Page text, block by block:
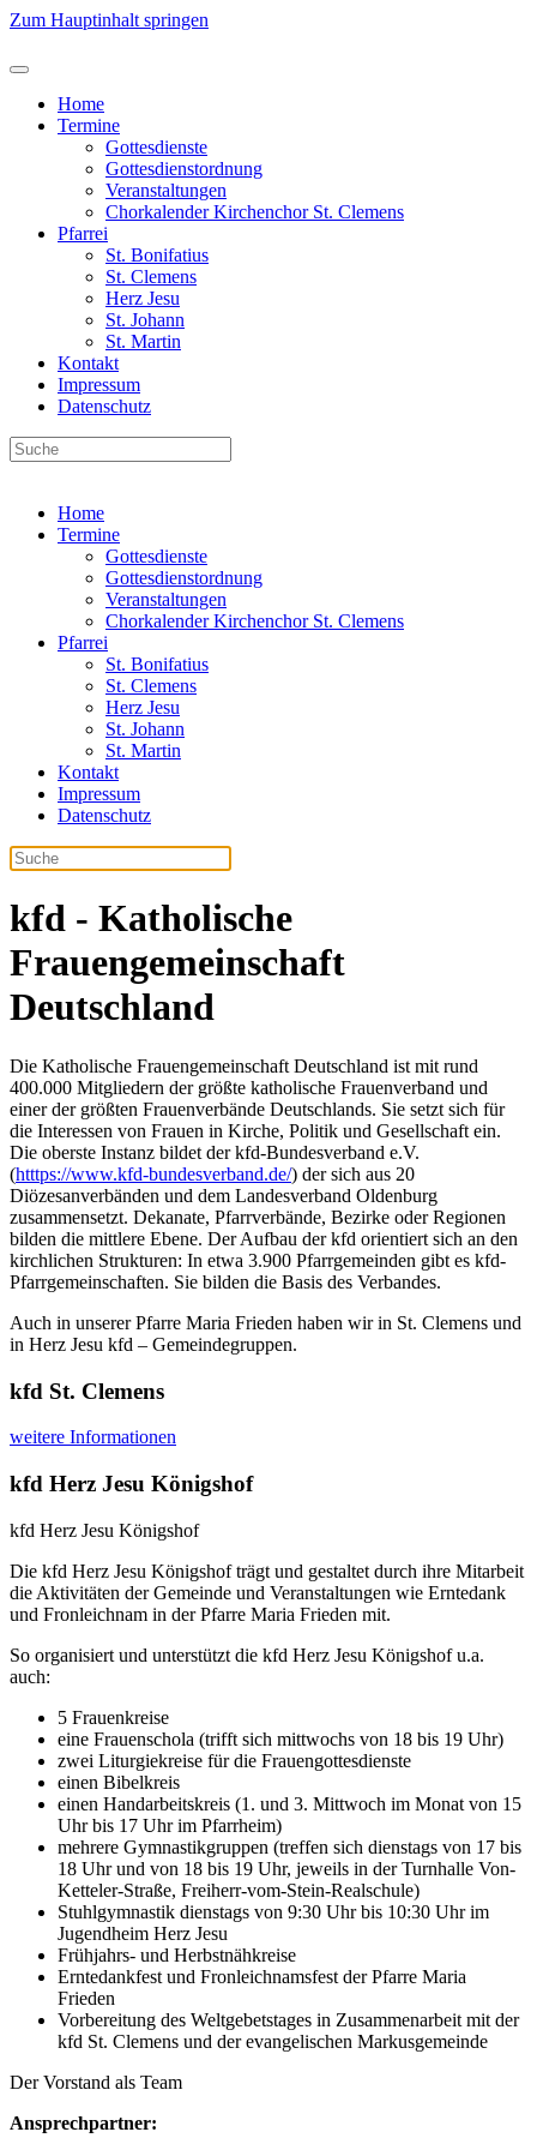
Zum Hauptinhalt springen
Home
Termine
Gottesdienste
Gottesdienstordnung
Veranstaltungen
Chorkalender Kirchenchor St. Clemens
Pfarrei
St. Bonifatius
St. Clemens
Herz Jesu
St. Johann
St. Martin
Kontakt
Impressum
Datenschutz
Home
Termine
Gottesdienste
Gottesdienstordnung
Veranstaltungen
Chorkalender Kirchenchor St. Clemens
Pfarrei
St. Bonifatius
St. Clemens
Herz Jesu
St. Johann
St. Martin
Kontakt
Impressum
Datenschutz
kfd - Katholische
Frauengemeinschaft
Deutschland
Die Katholische Frauengemeinschaft Deutschland ist mit rund
400.000 Mitgliedern der größte katholische Frauenverband und
einer der größten Frauenverbände Deutschlands. Sie setzt sich für
die Interessen von Frauen in Kirche, Politik und Gesellschaft ein.
Die oberste Instanz bildet der kfd-Bundesverband e.V.
(htttps://www.kfd-bundesverband.de/) der sich aus 20
Diözesanverbänden und dem Landesverband Oldenburg
zusammensetzt. Dekanate, Pfarrverbände, Bezirke oder Regionen
bilden die mittlere Ebene. Der Aufbau der kfd orientiert sich an den
kirchlichen Strukturen: In etwa 3.900 Pfarrgemeinden gibt es kfd-
Pfarrgemeinschaften. Sie bilden die Basis des Verbandes.
Auch in unserer Pfarre Maria Frieden haben wir in St. Clemens und
in Herz Jesu kfd – Gemeindegruppen.
kfd St. Clemens
weitere Informationen
kfd Herz Jesu Königshof
kfd Herz Jesu Königshof
Die kfd Herz Jesu Königshof trägt und gestaltet durch ihre Mitarbeit
die Aktivitäten der Gemeinde und Veranstaltungen wie Erntedank
und Fronleichnam in der Pfarre Maria Frieden mit.
So organisiert und unterstützt die kfd Herz Jesu Königshof u.a.
auch:
5 Frauenkreise
eine Frauenschola (trifft sich mittwochs von 18 bis 19 Uhr)
zwei Liturgiekreise für die Frauengottesdienste
einen Bibelkreis
einen Handarbeitskreis (1. und 3. Mittwoch im Monat von 15
Uhr bis 17 Uhr im Pfarrheim)
mehrere Gymnastikgruppen (treffen sich dienstags von 17 bis
18 Uhr und von 18 bis 19 Uhr, jeweils in der Turnhalle Von-
Ketteler-Straße, Freiherr-vom-Stein-Realschule)
Stuhlgymnastik dienstags von 9:30 Uhr bis 10:30 Uhr im
Jugendheim Herz Jesu
Frühjahrs- und Herbstnähkreise
Erntedankfest und Fronleichnamsfest der Pfarre Maria
Frieden
Vorbereitung des Weltgebetstages in Zusammenarbeit mit der
kfd St. Clemens und der evangelischen Markusgemeinde
Der Vorstand als Team
Ansprechpartner: